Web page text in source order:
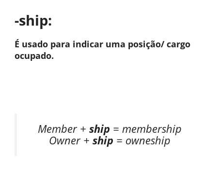
-ship:
É usado para indicar uma posição/ cargo
ocupado.
Member + ship = membership
Owner + ship = owneship